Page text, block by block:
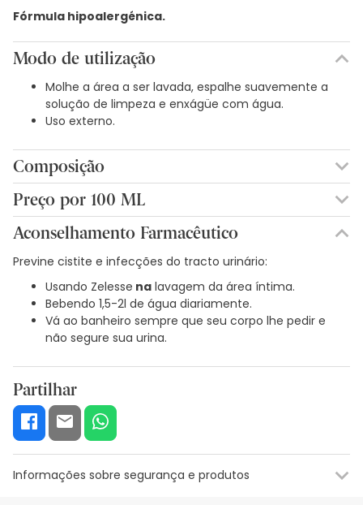
Fórmula hipoalergénica.
Modo de utilização
Molhe a área a ser lavada, espalhe suavemente a
solução de limpeza e enxágüe com água.
Uso externo.
Composição
AQUA. SÓDIO C1416 OLEFINAS SULFONATO. COCAMIDOPROPIL
BETAÍNA. PROPILENOGLICOL. LAURETH9. PEG55
PROPILENOGLICOL OLEATO.CLORETO DE SÓDIO. FOSFATO
DISSÓDICO. COCOAMFODIACETATO DISSÓDICO.
FENOXIETANOL. PARFUM. ALOE BARBADENSIS.EXTRACTO DE
ETIL-HEXYLGLYCERIN. EXTRACTO DE ARCTIUM MAJUS. ZINCO
PCA.2BROMO2 NITROPROPANO1,3DIOL. BIOTINA. SORBATO DE
POTÁSSIO. BENZOATO DE SÓDIO. SULFITO DE SÓDIO.
Preço por 100 ML
5,20€ / 100 ml
Aconselhamento Farmacêutico
Previne cistite e infecções do tracto urinário:
Usando Zelesse na lavagem da área íntima.
Bebendo 1,5-2l de água diariamente.
Vá ao banheiro sempre que seu corpo lhe pedir e
não segure sua urina.
Partilhar
Informações sobre segurança e produtos